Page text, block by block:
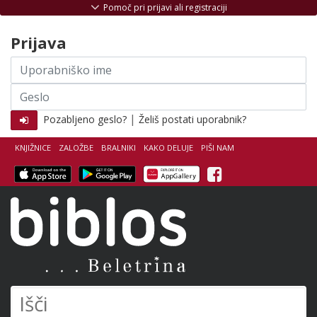
KNJIŽNICE ZALOŽBE BRALNIKI KAKO DELUJE PIŠI NAM
Facebook
Pomoč pri prijavi ali registraciji
Prijava
Uporabniško
ime
Geslo
Pozabljeno geslo? | Želiš postati uporabnik?